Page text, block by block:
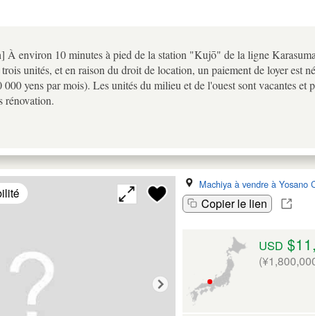
À environ 10 minutes à pied de la station "Kujō" de la ligne
unités, et en raison du droit de location, un paiement de loyer est
yens par mois). Les unités du milieu et de l'ouest sont vacantes et
rénovation.
Machiya à vendre à Yosano
Copier le lien
USD